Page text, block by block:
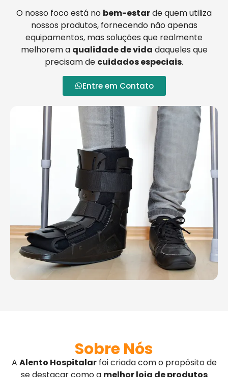
O nosso foco está no bem-estarde quem utiliza
nossos produtos, fornecendo não apenas
equipamentos, mas soluções que realmente
melhorem a qualidade de vida daqueles que
precisam de cuidados especiais.
Entre em Contato
Sobre Nós
A Alento Hospitalarfoi criada com o propósito de